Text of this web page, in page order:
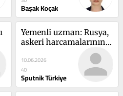
sahibi olmadığı
gözüküyor
Başak Koçak
Yemenli uzman: Rusya,
askeri harcamalarının
kalitesiyle Batı'yı geride
bırakıyor
10.06.2026
40
Sputnik Türkiye